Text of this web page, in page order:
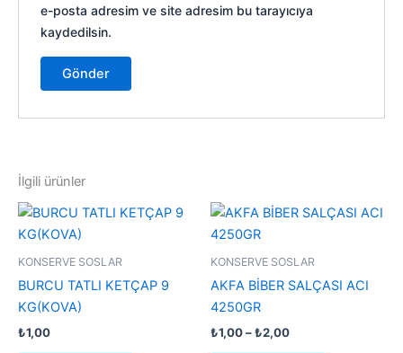
e-posta adresim ve site adresim bu tarayıcıya
kaydedilsin.
İlgili ürünler
KONSERVE SOSLAR
BURCU TATLI KETÇAP 9
KG(KOVA)
₺1,00
Bu
varyasyonu
KONSERVE SOSLAR
AKFA BİBER SALÇASI ACI
4250GR
₺1,00–₺2,00
Fiyat
aralığı:
₺2,00
Bu